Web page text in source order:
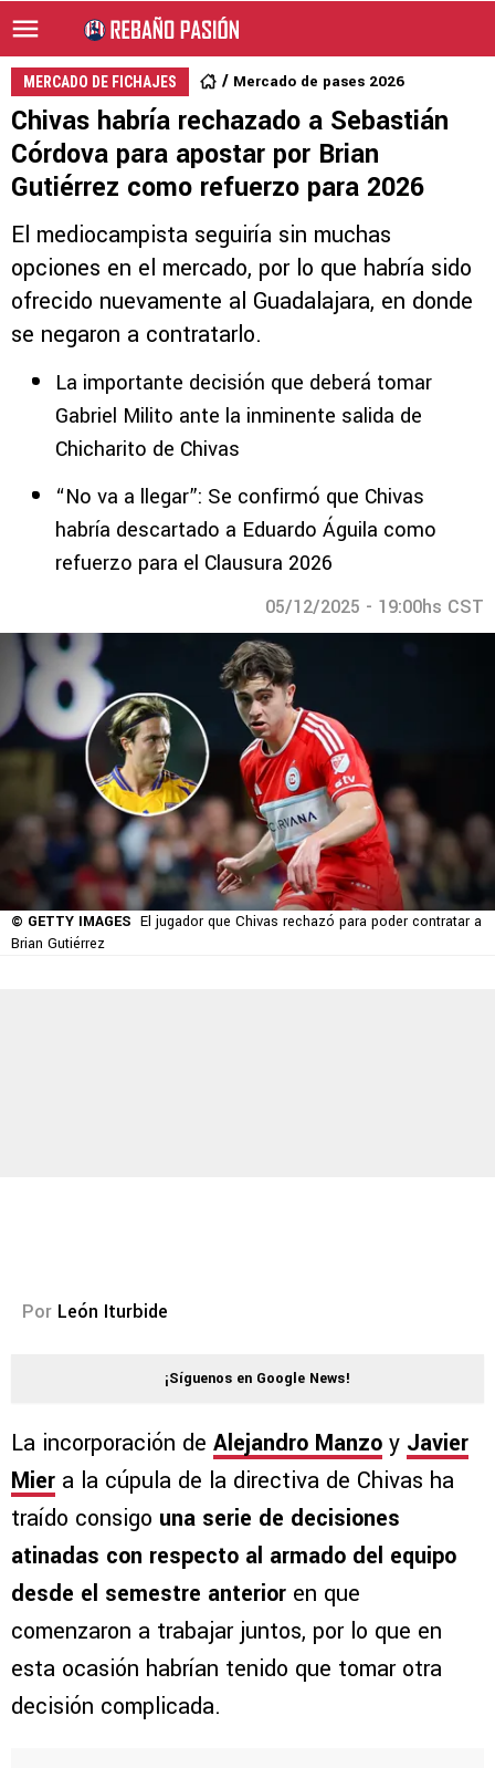
MERCADO DE FICHAJES Mercado de pases 2026
Chivas habría rechazado a Sebastián
Córdova para apostar por Brian
Gutiérrez como refuerzo para 2026
El mediocampista seguiría sin muchas
opciones en el mercado, por lo que habría sido
ofrecido nuevamente al Guadalajara, en donde
se negaron a contratarlo.
La importante decisión que deberá tomar
Gabriel Milito ante la inminente salida de
Chicharito de Chivas
“No va a llegar”: Se confirmó que Chivas
habría descartado a Eduardo Águila como
refuerzo para el Clausura 2026
05/12/2025 - 19:00hs CST
© GETTY IMAGES El jugador que Chivas rechazó para poder contratar a
Brian Gutiérrez
Por León Iturbide
¡Síguenos en Google News!
La incorporación de Alejandro Manzo y Javier
Mier a la cúpula de la directiva de Chivas ha
traído consigo una serie de decisiones
atinadas con respecto al armado del equipo
desde el semestre anterior en que
comenzaron a trabajar juntos, por lo que en
esta ocasión habrían tenido que tomar otra
decisión complicada.